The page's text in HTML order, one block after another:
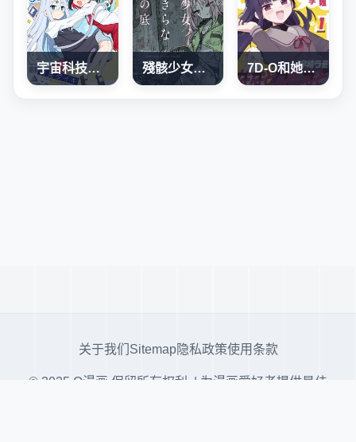
宇宙科技大爆炸 殘骸少女、於光輝世界的底部 7D-O和她的伙伴們
关于我们 Sitemap隐私政策使用条款
© 2025 Q漫画 保留所有权利. | 为漫画爱好者提供最佳